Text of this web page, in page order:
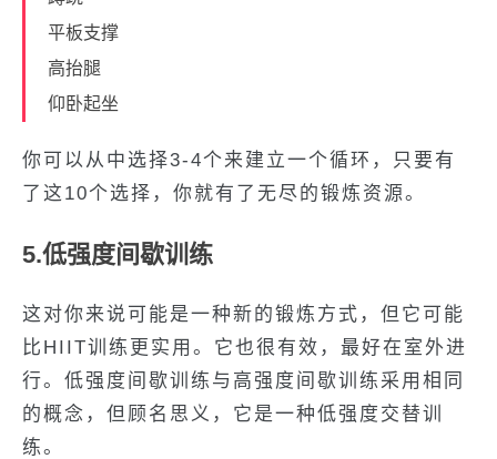
平板支撑
高抬腿
仰卧起坐
你可以从中选择3-4个来建立一个循环，只要有
了这10个选择，你就有了无尽的锻炼资源。
5.低强度间歇训练
这对你来说可能是一种新的锻炼方式，但它可能
比HIIT训练更实用。它也很有效，最好在室外进
行。低强度间歇训练与高强度间歇训练采用相同
的概念，但顾名思义，它是一种低强度交替训
练。